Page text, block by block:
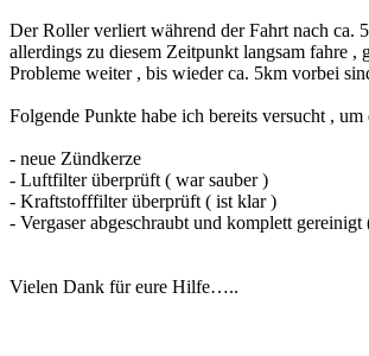
Der Roller verliert während der Fahrt nach ca.
allerdings zu diesem Zeitpunkt langsam fahre
Probleme weiter , bis wieder ca. 5km vorbei
Folgende Punkte habe ich bereits versucht , um
- neue Zündkerze
- Luftfilter überprüft ( war sauber )
- Kraftstofffilter überprüft ( ist klar )
- Vergaser abgeschraubt und komplett
Vielen Dank für eure Hilfe…..